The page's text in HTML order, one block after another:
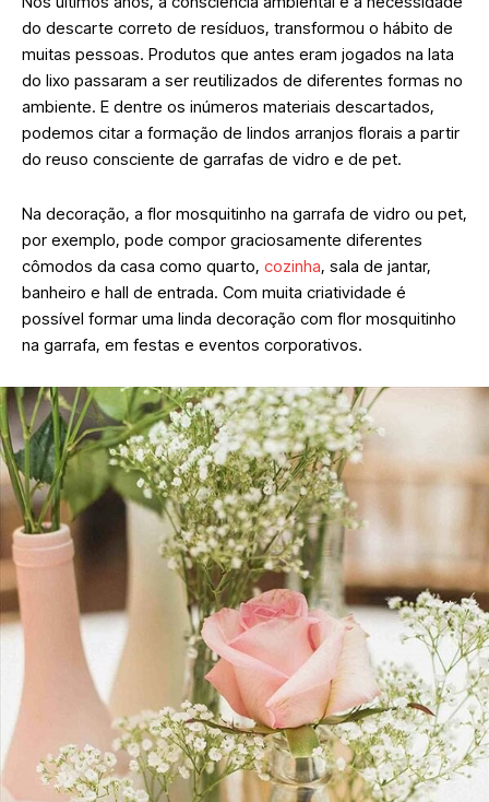
do descarte correto de resíduos, transformou o hábito de
muitas pessoas. Produtos que antes eram jogados na lata
do lixo passaram a ser reutilizados de diferentes formas no
ambiente. E dentre os inúmeros materiais descartados,
podemos citar a formação de lindos arranjos florais a partir
do reuso consciente de garrafas de vidro e de pet.
Na decoração, a flor mosquitinho na garrafa de vidro ou pet,
por exemplo, pode compor graciosamente diferentes
cômodos da casa como quarto, cozinha, sala de jantar,
banheiro e hall de entrada. Com muita criatividade é
possível formar uma linda decoração com flor mosquitinho
na garrafa, em festas e eventos corporativos.